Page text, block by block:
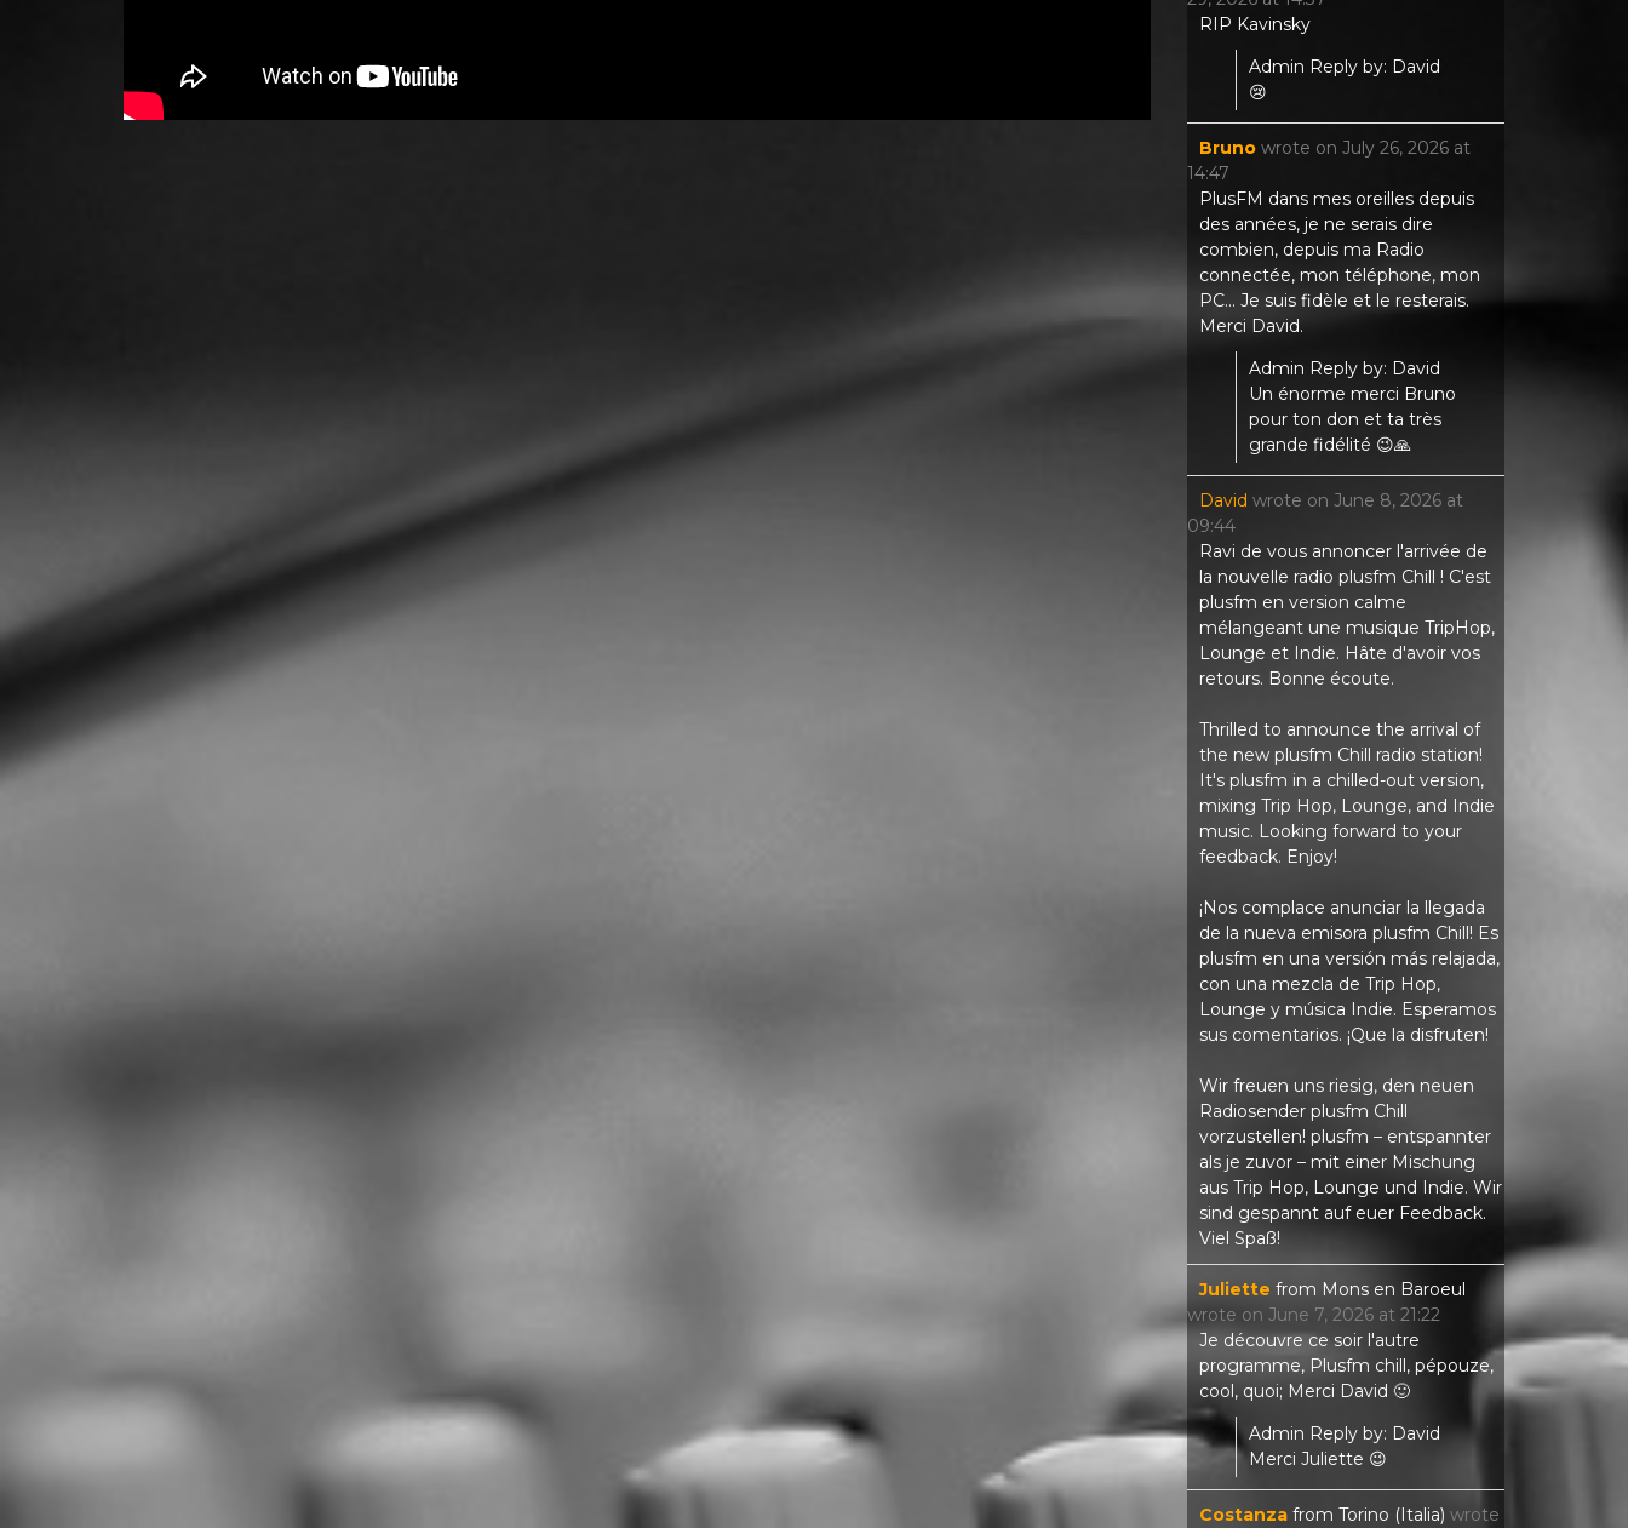
RIP Kavinsky
Admin Reply by: David
😢
Bruno wrote on July 26, 2026 at
14:47
PlusFM dans mes oreilles depuis
des années, je ne serais dire
combien, depuis ma Radio
connectée, mon téléphone, mon
PC... Je suis fidèle et le resterais.
Merci David.
Admin Reply by: David
Un énorme merci Bruno
pour ton don et ta très
grande fidélité 😉🙏
David wrote on June 8, 2026 at
09:44
Ravi de vous annoncer l'arrivée de
la nouvelle radio plusfm Chill ! C'est
plusfm en version calme
mélangeant une musique TripHop,
Lounge et Indie. Hâte d'avoir vos
retours. Bonne écoute.
Thrilled to announce the arrival of
the new plusfm Chill radio station!
It's plusfm in a chilled-out version,
mixing Trip Hop, Lounge, and Indie
music. Looking forward to your
feedback. Enjoy!
¡Nos complace anunciar la llegada
de la nueva emisora ​​plusfm Chill! Es
plusfm en una versión más relajada,
con una mezcla de Trip Hop,
Lounge y música Indie. Esperamos
sus comentarios. ¡Que la disfruten!
Wir freuen uns riesig, den neuen
Radiosender plusfm Chill
vorzustellen! plusfm – entspannter
als je zuvor – mit einer Mischung
aus Trip Hop, Lounge und Indie. Wir
sind gespannt auf euer Feedback.
Viel Spaß!
Juliette from Mons en Baroeul
wrote on June 7, 2026 at 21:22
Je découvre ce soir l'autre
programme, Plusfm chill, pépouze,
cool, quoi; Merci David 🙂
Admin Reply by: David
Merci Juliette 😉
Costanza from Torino (Italia) wrote